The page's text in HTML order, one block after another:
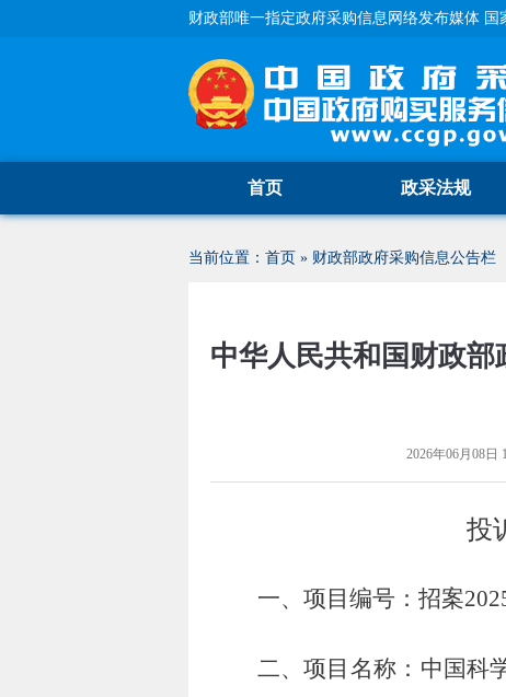
财政部唯一指定政府采购信息网络发布媒体 国
首页 政采法规
当前位置： 首页 » 财政部政府采购信息公告栏
中华人民共和国财政
2026年06月08日
投
一、项目编号： 招案
二、项目名称： 中国科